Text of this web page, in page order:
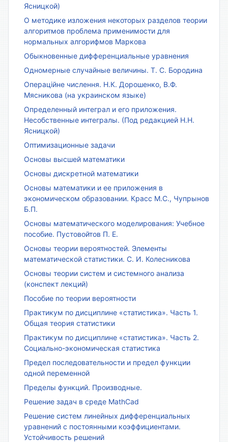
Ясницкой)
О методике изложения некоторых разделов теории
алгоритмов проблема применимости для
нормальных алгорифмов Маркова
Обыкновенные дифференциальные уравнения
Одномерные случайные величины. Т. С. Бородина
Операційне числення. Н.К. Дорошенко, В.Ф.
Мясникова (на украинском языке)
Определенный интеграл и его приложения.
Несобственные интегралы. (Под редакцией Н.Н.
Ясницкой)
Оптимизационные задачи
Основы высшей математики
Основы дискретной математики
Основы математики и ее приложения в
экономическом образовании. Красс М.С., Чупрынов
Б.П.
Основы математического моделирования: Учебное
пособие. Пустовойтов П. Е.
Основы теории вероятностей. Элементы
математической статистики. С. И. Колесникова
Основы теории систем и системного анализа
(конспект лекций)
Пособие по теории вероятности
Практикум по дисциплине «статистика». Часть 1.
Общая теория статистики
Практикум по дисциплине «статистика». Часть 2.
Социально-экономическая статистика
Предел последовательности и предел функции
одной переменной
Пределы функций. Производные.
Решение задач в среде MathCad
Решение систем линейных дифференциальных
уравнений с постоянными коэффициентами.
Устойчивость решений